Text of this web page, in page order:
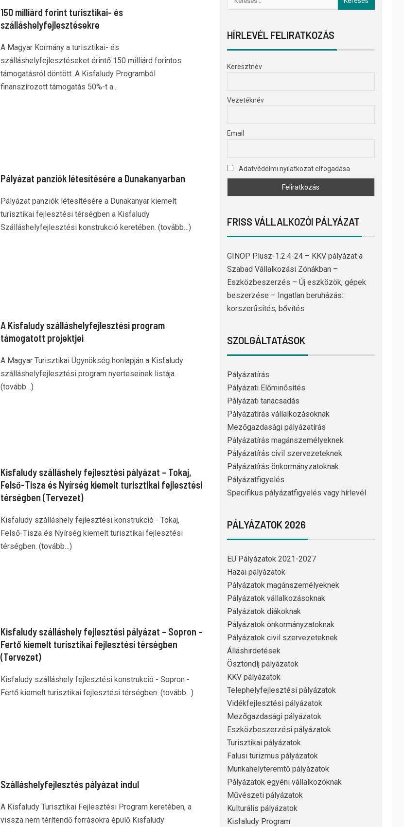
150 milliárd forint turisztikai- és
szálláshelyfejlesztésekre
A Magyar Kormány a turisztikai- és
szálláshelyfejlesztéseket érintő 150 milliárd forintos
támogatásról döntött. A Kisfaludy Programból
finanszírozott támogatás 50%-t a...
Pályázat panziók létesítésére a Dunakanyarban
Pályázat panziók létesítésére a Dunakanyar kiemelt
turisztikai fejlesztési térségben a Kisfaludy
Szálláshelyfejlesztési konstrukció keretében. (tovább…)
A Kisfaludy szálláshelyfejlesztési program
támogatott projektjei
A Magyar Turisztikai Ügynökség honlapján a Kisfaludy
szálláshelyfejlesztési program nyerteseinek listája.
(tovább…)
Kisfaludy szálláshely fejlesztési pályázat – Tokaj,
Felső-Tisza és Nyírség kiemelt turisztikai fejlesztési
térségben (Tervezet)
Kisfaludy szálláshely fejlesztési konstrukció - Tokaj,
Felső-Tisza és Nyírség kiemelt turisztikai fejlesztési
térségben. (tovább…)
Kisfaludy szálláshely fejlesztési pályázat – Sopron –
Fertő kiemelt turisztikai fejlesztési térségben
(Tervezet)
Kisfaludy szálláshely fejlesztési konstrukció - Sopron -
Fertő kiemelt turisztikai fejlesztési térségben. (tovább…)
Szálláshelyfejlesztés pályázat indul
A Kisfaludy Turisztikai Fejlesztési Program keretében, a
vissza nem térítendő forrásokra épülő Kisfaludy
HÍRLEVÉL FELIRATKOZÁS
Keresztnév
Vezetéknév
Email
Adatvédelmi nyilatkozat elfogadása
FRISS VÁLLALKOZÓI PÁLYÁZAT
GINOP Plusz-1.2.4-24 – KKV pályázat a
Szabad Vállalkozási Zónákban –
Eszközbeszerzés – Új eszközök, gépek
beszerzése – Ingatlan beruházás:
korszerűsítés, bővítés
SZOLGÁLTATÁSOK
Pályázatírás
Pályázati Előminősítés
Pályázati tanácsadás
Pályázatírás vállalkozásoknak
Mezőgazdasági pályázatírás
Pályázatírás magánszemélyeknek
Pályázatírás civil szervezeteknek
Pályázatírás önkormányzatoknak
Pályázatfigyelés
Specifikus pályázatfigyelés vagy hírlevél
PÁLYÁZATOK 2026
EU Pályázatok 2021-2027
Hazai pályázatok
Pályázatok magánszemélyeknek
Pályázatok vállalkozásoknak
Pályázatok diákoknak
Pályázatok önkormányzatoknak
Pályázatok civil szervezeteknek
Álláshirdetések
Ösztöndíj pályázatok
KKV pályázatok
Telephelyfejlesztési pályázatok
Vidékfejlesztési pályázatok
Mezőgazdasági pályázatok
Eszközbeszerzési pályázatok
Turisztikai pályázatok
Falusi turizmus pályázatok
Munkahelyteremtő pályázatok
Pályázatok egyéni vállalkozóknak
Művészeti pályázatok
Kulturális pályázatok
Kisfaludy Program